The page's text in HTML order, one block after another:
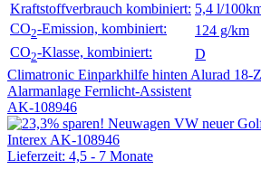
Kraftstoffverbrauch kombiniert: 5,4 l/
CO2-Emission, kombiniert:
124 g/km
CO2-Klasse, kombiniert:
D
Climatronic Einparkhilfe hinten Alurad 18-
Alarmanlage Fernlicht-Assistent
AK-108946
Lieferzeit: 4,5 - 7 Monate